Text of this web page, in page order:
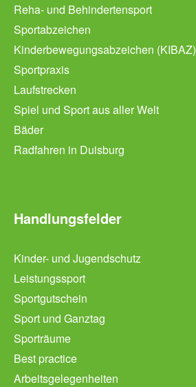
Reha- und Behindertensport
Sportabzeichen
Kinderbewegungsabzeichen (KIBAZ)
Sportpraxis
Laufstrecken
Spiel und Sport aus aller Welt
Bäder
Radfahren in Duisburg
Handlungsfelder
Kinder- und Jugendschutz
Leistungssport
Sportgutschein
Sport und Ganztag
Sporträume
Best practice
Arbeitsgelegenheiten